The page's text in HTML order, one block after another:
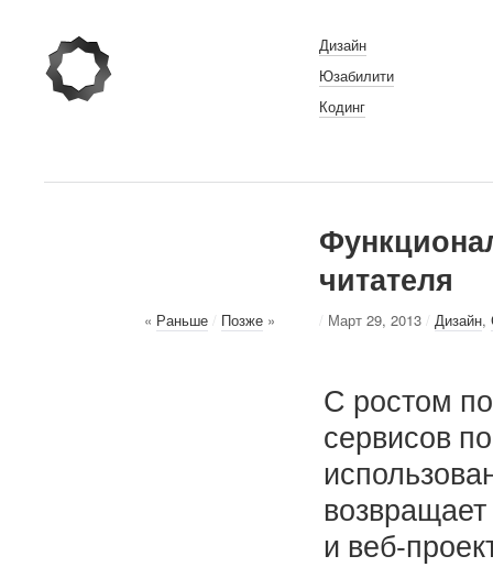
Дизайн
Юзабилити
Кодинг
читателя
« Раньше / Позже » / Март 29, 2013 / Дизайн,
С ростом
сервисов
и веб-